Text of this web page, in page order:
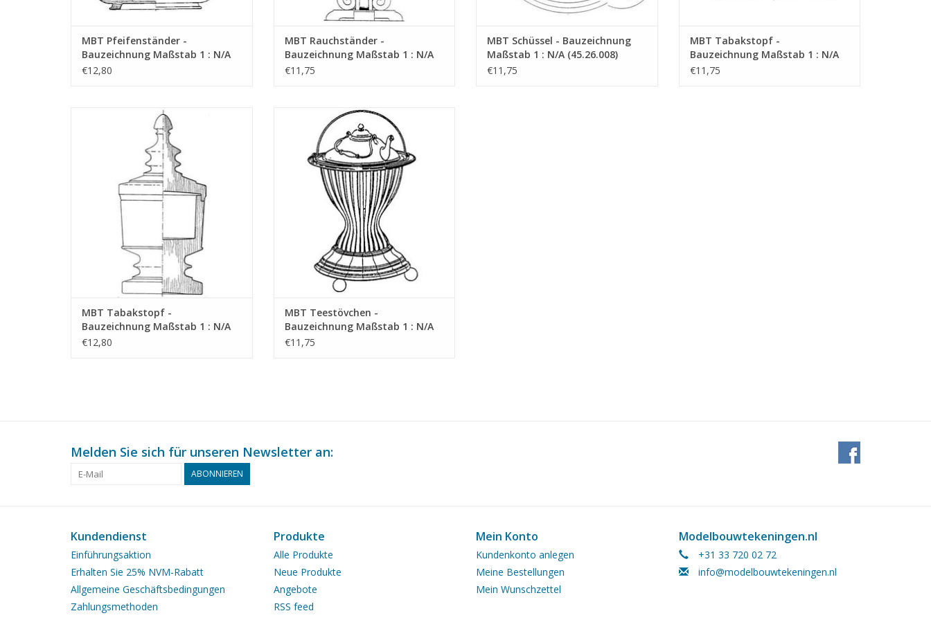
MBT Pfeifenständer -
Bauzeichnung Maßstab 1 : N/A
(45.26.006)
€12,80
MBT Rauchständer -
Bauzeichnung Maßstab 1 : N/A
(45.26.007)
€11,75
MBT Schüssel - Bauzeichnung
Maßstab 1 : N/A (45.26.008)
€11,75
MBT Tabakstopf -
Bauzeichnung Maßstab 1 : N/A
(45.26.010)
€11,75
MBT Tabakstopf - Bauzeichnung Maßstab
1 : N/A (45.26.011)
ZUM WARENKORB HINZUFÜGEN
MBT Tabakstopf -
Bauzeichnung Maßstab 1 : N/A
(45.26.011)
€12,80
MBT Teestövchen - Bauzeichnung Maßstab
1 : N/A (45.26.012)
ZUM WARENKORB HINZUFÜGEN
MBT Teestövchen -
Bauzeichnung Maßstab 1 : N/A
(45.26.012)
€11,75
Melden Sie sich für unseren Newsletter an:
ABONNIEREN
Kundendienst
Einführungsaktion
Erhalten Sie 25% NVM-Rabatt
Allgemeine Geschäftsbedingungen
Zahlungsmethoden
Produkte
Alle Produkte
Neue Produkte
Angebote
RSS feed
Mein Konto
Kundenkonto anlegen
Meine Bestellungen
Mein Wunschzettel
Modelbouwtekeningen.nl
+31 33 720 02 72
info@modelbouwtekeningen.nl